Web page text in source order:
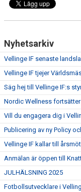
Nyhetsarkiv
Vellinge IF senaste
Vellinge IF tjejer
Säg hej till Vellinge IF:s
Nordic Wellness
Vill du engagera dig i
Publicering av ny Policy
Vellinge IF kallar till
Anmälan är öppen till
JULHÄLSNING 2025
Fotbollsutvecklare i